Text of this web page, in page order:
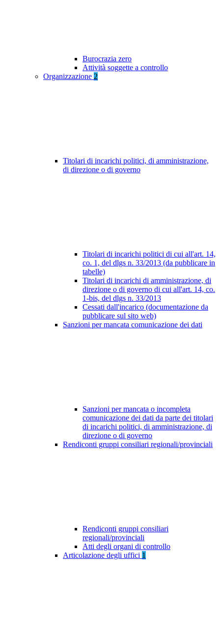
Burocrazia zero
Attività soggette a controllo
Organizzazione 2
Titolari di incarichi politici, di amministrazione,
di direzione o di governo
Titolari di incarichi politici di cui all'art. 14,
co. 1, del dlgs n. 33/2013 (da pubblicare in
tabelle)
Titolari di incarichi di amministrazione, di
direzione o di governo di cui all'art. 14, co.
1-bis, del dlgs n. 33/2013
Cessati dall'incarico (documentazione da
pubblicare sul sito web)
Sanzioni per mancata comunicazione dei dati
Sanzioni per mancata o incompleta
comunicazione dei dati da parte dei titolari
di incarichi politici, di amministrazione, di
direzione o di governo
Rendiconti gruppi consiliari regionali/provinciali
Rendiconti gruppi consiliari
regionali/provinciali
Atti degli organi di controllo
Articolazione degli uffici 1